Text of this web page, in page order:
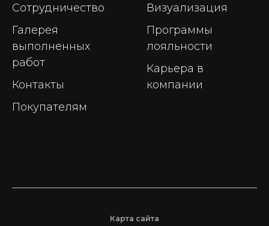
Сотрудничество
Галерея
выполненных
работ
Контакты
Покупателям
Визуализация
Программы
лояльности
Карьера в
компании
Карта сайта